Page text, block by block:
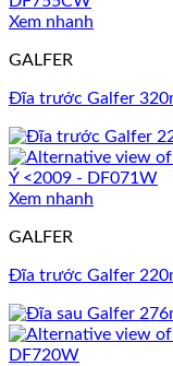
Xem nhanh
GALFER
Đĩa trước Galfer
Xem nhanh
GALFER
Đĩa trước Galfer